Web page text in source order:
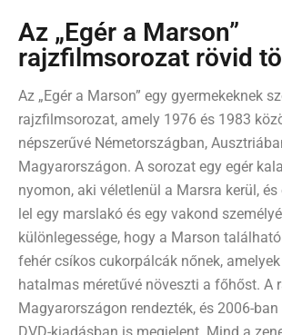
Az „Egér a Marson”
rajzfilmsorozat rövid
Az „Egér a Marson” egy gyermekeknek
rajzfilmsorozat, amely 1976 és 1983
népszerűvé Németországban,
Magyarországon. A sorozat egy egér
nyomon, aki véletlenül a Marsra kerül,
lel egy marslakó és egy vakond
különlegessége, hogy a Marson
fehér csíkos cukorpálcák nőnek,
hatalmas méretűvé növeszti a főhőst. A
Magyarországon rendezték, és 2006-